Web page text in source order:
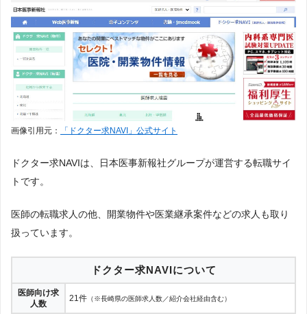
画像引用元： 「ドクター求NAVI」公式サイト
ドクター求NAVIは、日本医事新報社グループが運営する転職サイ
トです。
医師の転職求人の他、開業物件や医業継承案件などの求人も取り
扱っています。
ドクター求NAVIについて
医師向け求
人数
21件 （※長崎県の医師求人数／紹介会社経由含む）